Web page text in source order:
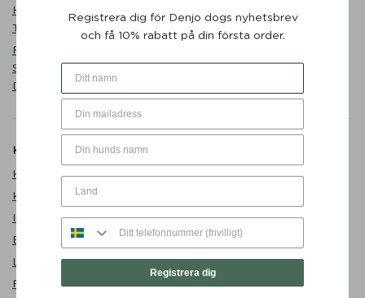
Hundbädd Teddy Lounge
True Taupe - Denjo Dogs
Retrieverkoppel Torekov
Shimmer Green 210 cm -
Denjo Dogs
Outlet
Kundservice
Kontakta oss
Köpvillkor
Integritetspolicy
Byten och returer
Leverans
FAQ
Om Denjo Dogs
Besök oss
Denjo Repair Shop
Second Paw
Blogg
Registrera dig för Denjo dogs nyhetsbrev
och få 10% rabatt på din första order.
Registrera dig